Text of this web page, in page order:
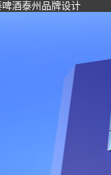
酒泰州品牌设计